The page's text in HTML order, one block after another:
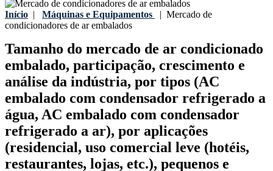
Início | Máquinas e Equipamentos | Mercado de
condicionadores de ar embalados
Tamanho do mercado de ar condicionado
embalado, participação, crescimento e
análise da indústria, por tipos (AC
embalado com condensador refrigerado a
água, AC embalado com condensador
refrigerado a ar), por aplicações
(residencial, uso comercial leve (hotéis,
restaurantes, lojas, etc.), pequenos e